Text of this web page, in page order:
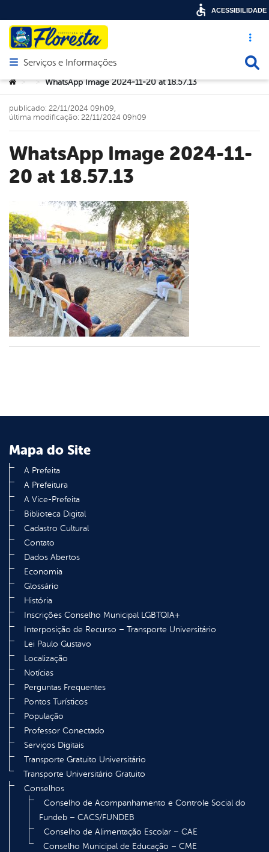
Acesso
Abrir menu principal de navegação
Serviços e Informações
Você está aqui:
> > WhatsApp Image 2024-11-20 at 18.57.13
WhatsApp Image 2024-11-
20 at 18.57.13
publicado: 22/11/2024 09h09,
última modificação: 22/11/2024 09h09
Mapa do Site
A Prefeita
A Prefeitura
A Vice-Prefeita
Biblioteca Digital
Cadastro Cultural
Contato
Dados Abertos
Economia
Glossário
História
Inscrições Conselho Municipal LGBTQIA+
Interposição de Recurso – Transporte Universitário
Lei Paulo Gustavo
Localização
Notícias
Perguntas Frequentes
Pontos Turísticos
População
Professor Conectado
Serviços Digitais
Transporte Gratuito Universitário
Transporte Universitário Gratuito
Conselhos
Conselho de Acompanhamento e Controle Social do
Fundeb – CACS/FUNDEB
Conselho de Alimentação Escolar – CAE
Conselho Municipal de Educação – CME
ACESSIBILIDADE